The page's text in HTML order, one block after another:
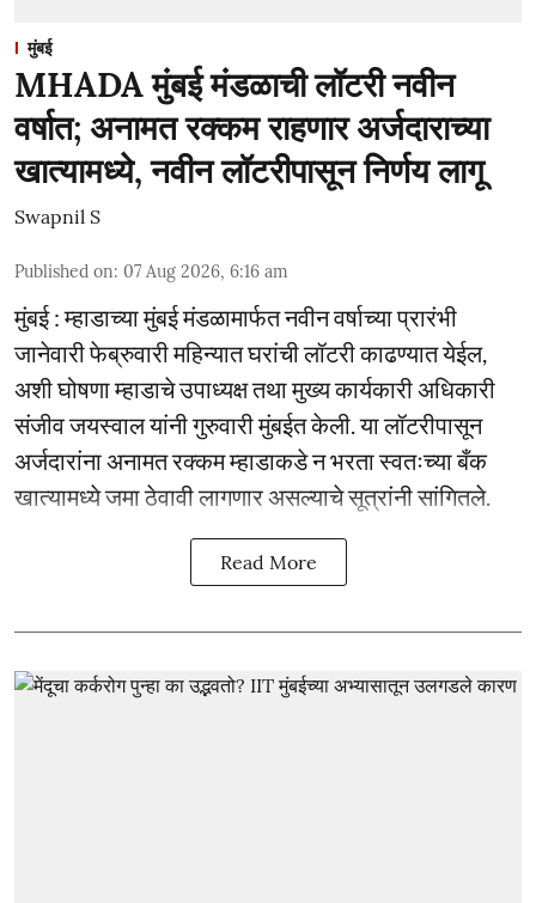
मुंबई
MHADA मुंबई मंडळाची लॉटरी नवीन
वर्षात; अनामत रक्कम राहणार अर्जदाराच्या
खात्यामध्ये, नवीन लॉटरीपासून निर्णय लागू
Swapnil S
Published on: 07 Aug 2026, 6:16 am
मुंबई : म्हाडाच्या मुंबई मंडळामार्फत नवीन वर्षाच्या प्रारंभी
जानेवारी फेब्रुवारी महिन्यात घरांची लॉटरी काढण्यात येईल,
अशी घोषणा म्हाडाचे उपाध्यक्ष तथा मुख्य कार्यकारी अधिकारी
संजीव जयस्वाल यांनी गुरुवारी मुंबईत केली. या लॉटरीपासून
अर्जदारांना अनामत रक्कम म्हाडाकडे न भरता स्वतःच्या बँक
खात्यामध्ये जमा ठेवावी लागणार असल्याचे सूत्रांनी सांगितले.
Read More